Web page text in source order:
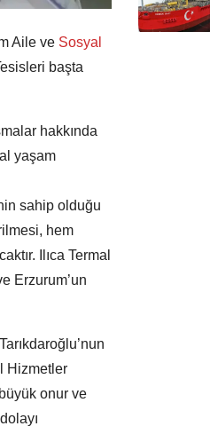
Aile ve Sosyal
başta
hakkında
yaşam
sahip olduğu
hem
Ilıca Termal
Erzurum’un
Hizmetler
onur ve